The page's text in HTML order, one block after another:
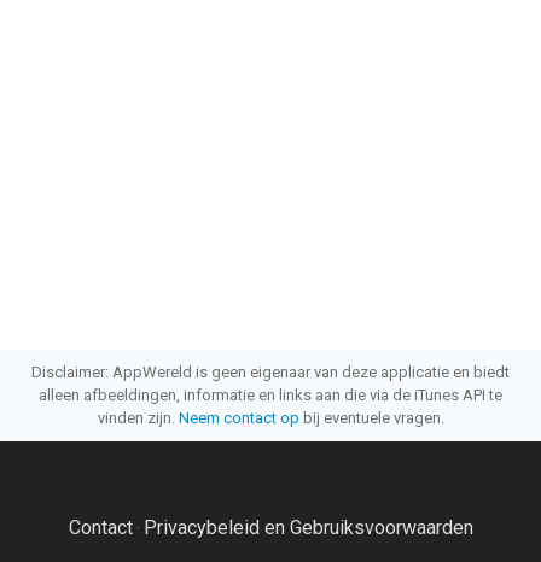
Disclaimer: AppWereld is geen eigenaar van deze applicatie en biedt
alleen afbeeldingen, informatie en links aan die via de iTunes API te
vinden zijn. Neem contact op bij eventuele vragen.
Contact· Privacybeleid en Gebruiksvoorwaarden